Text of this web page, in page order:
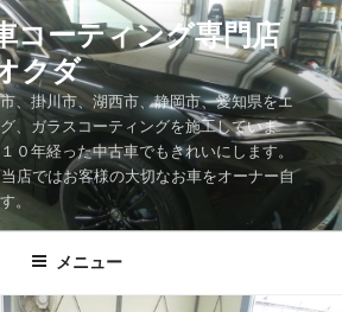
コーティング専門店
クダ
、掛川市、湖西市、静岡市、愛知県をエ
、ガラスコーティングを施工していま
０年経った中古車でもきれいにします。
店ではお客様の大切なお車をオーナー自
。
メニュー